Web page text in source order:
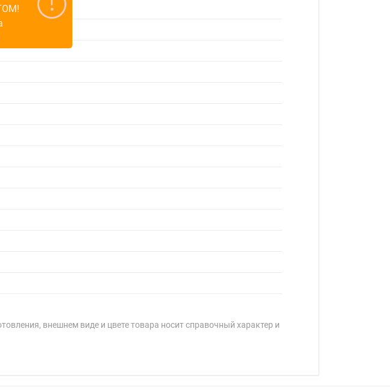
внешнем виде и цвете товара носит справочный характер и